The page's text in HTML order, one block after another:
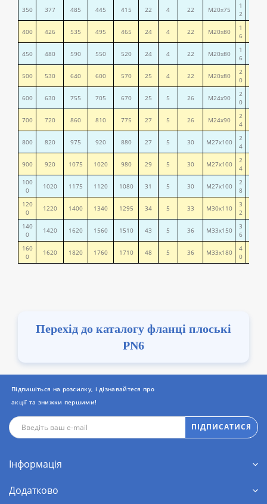
350 377 485 445 415 22 4 22 М20х75
1
2
400 426 535 495 465 24 4 22 М20х80
1
6
450 480 590 550 520 24 4 22 М20х80
1
6
500 530 640 600 570 25 4 22 М20х80
2
0
600 630 755 705 670 25 5 26 М24х90
2
0
700 720 860 810 775 27 5 26 М24х90
2
4
800 820 975 920 880 27 5 30 М27х100
2
4
900 920 1075 1020 980 29 5 30 М27х100
2
4
100
0
1020 1175 1120 1080 31 5 30 М27х100
2
8
120
0
1220 1400 1340 1295 34 5 33 М30х110
3
2
140
0
1420 1620 1560 1510 43 5 36 М33х150
3
6
160
0
1620 1820 1760 1710 48 5 36 М33х180
4
0
Перехід до каталогу фланці плоські
PN6
Підпишіться на розсилку, і дізнавайтеся про
акції та знижки першими!
ПІДПИСАТИСЯ
Інформація
Додатково